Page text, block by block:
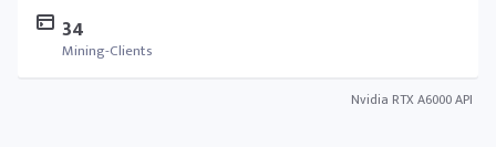
34
Mining-Clients
Nvidia RTX A6000 API